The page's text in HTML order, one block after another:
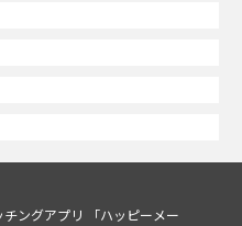
ングアプリ 「ハッピーメー